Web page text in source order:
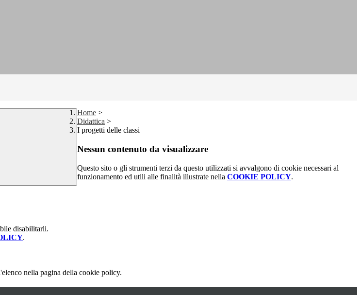
Home >
Didattica >
I progetti delle classi
Nessun contenuto da visualizzare
Questo sito o gli strumenti terzi da questo utilizzati si avvalgono di cookie necessari al
funzionamento ed utili alle finalità illustrate nella COOKIE POLICY.
disabilitarli.
.
nella pagina della cookie policy.